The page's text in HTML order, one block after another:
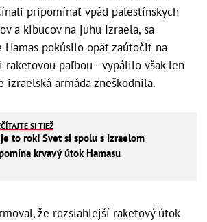
pripomínať vpád palestínskych
a kibucov na juhu Izraela, sa
pokúsilo opäť zaútočiť na
raketovou paľbou - vypálilo však len
armáda zneškodnila.
SI TIEŽ
to rok! Svet si spolu s Izraelom
krvavý útok Hamasu
že rozsiahlejší raketový útok